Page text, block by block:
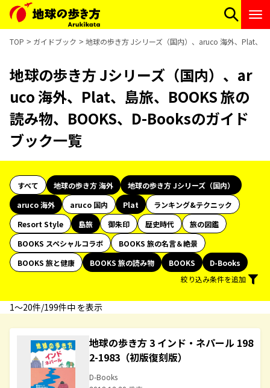
TOP ガイドブック 地球の歩き方 Jシリーズ（国内）、aruco 海外、Plat、
地球の歩き方 Jシリーズ（国内）、ar
uco 海外、Plat、島旅、BOOKS 旅の
読み物、BOOKS、D-Booksのガイド
ブック一覧
すべて 地球の歩き方 海外
地球の歩き方 Jシリーズ（国内）
aruco 海外
aruco 国内 Plat
ランキング&テクニック
Resort Style
島旅 御朱印 歴史時代
旅の図鑑
BOOKS スペシャルコラボ
BOOKS 旅の名言＆絶景
BOOKS 旅と健康
BOOKS 旅の読み物 BOOKS
D-Books
絞り込み条件を追加
1〜20件/199件中 を表示
地球の歩き方 3 インド・ネパール 198
2-1983（初版復刻版）
D-Books